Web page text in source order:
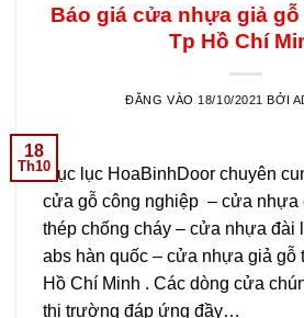
Báo giá cửa nhựa giả gỗ
Tp Hồ Chí
ĐĂNG VÀO 18/10/2021 BỞI
18
Th10Mục lục HoaBinhDoor chuyên
cửa gỗ công nghiệp – cửa nhựa
thép chống cháy – cửa nhựa đài
abs hàn quốc – cửa nhựa giả gỗ
Hồ Chí Minh . Các dòng cửa
thị trường đáp ứng đầy…